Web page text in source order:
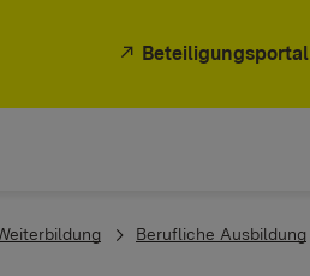
Beteiligungsportal
Berufliche Ausbildung